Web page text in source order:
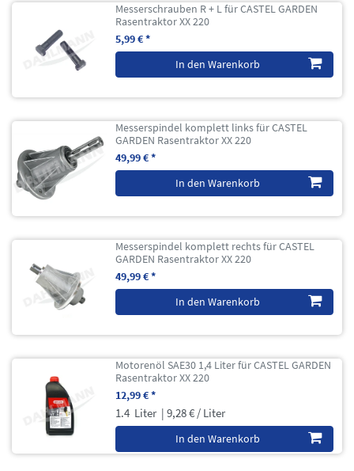
Messerschrauben R + L für CASTEL GARDEN
Rasentraktor XX 220
5,99 € *
In den Warenkorb
Messerspindel komplett links für CASTEL
GARDEN Rasentraktor XX 220
49,99 € *
In den Warenkorb
Messerspindel komplett rechts für CASTEL
GARDEN Rasentraktor XX 220
49,99 € *
In den Warenkorb
Motorenöl SAE30 1,4 Liter für CASTEL GARDEN
Rasentraktor XX 220
12,99 € *
1.4 Liter | 9,28 € / Liter
In den Warenkorb